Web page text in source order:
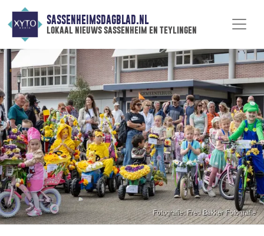
SASSENHEIMSDAGBLAD.NL
lokaal nieuws sassenheim en teylingen